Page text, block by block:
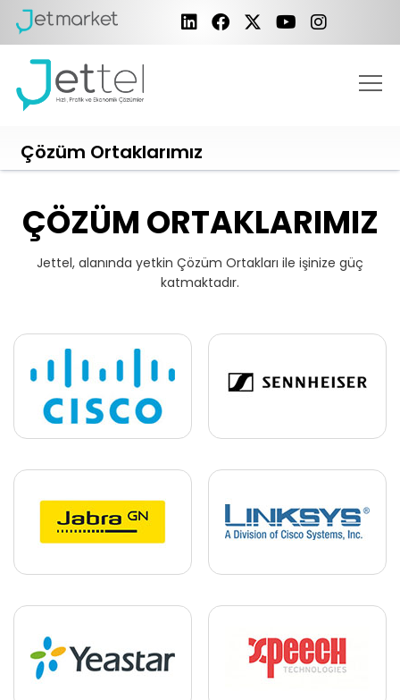
Çözüm Ortaklarımız
ÇÖZÜM ORTAKLARIMIZ
Jettel, alanında yetkin Çözüm Ortakları ile işinize güç
katmaktadır.